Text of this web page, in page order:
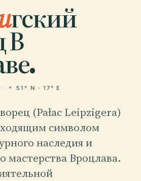
гский
В
51° N · 17° E
(Pałac Leipzigera)
символом
наследия и
мастерства Вроцлава.